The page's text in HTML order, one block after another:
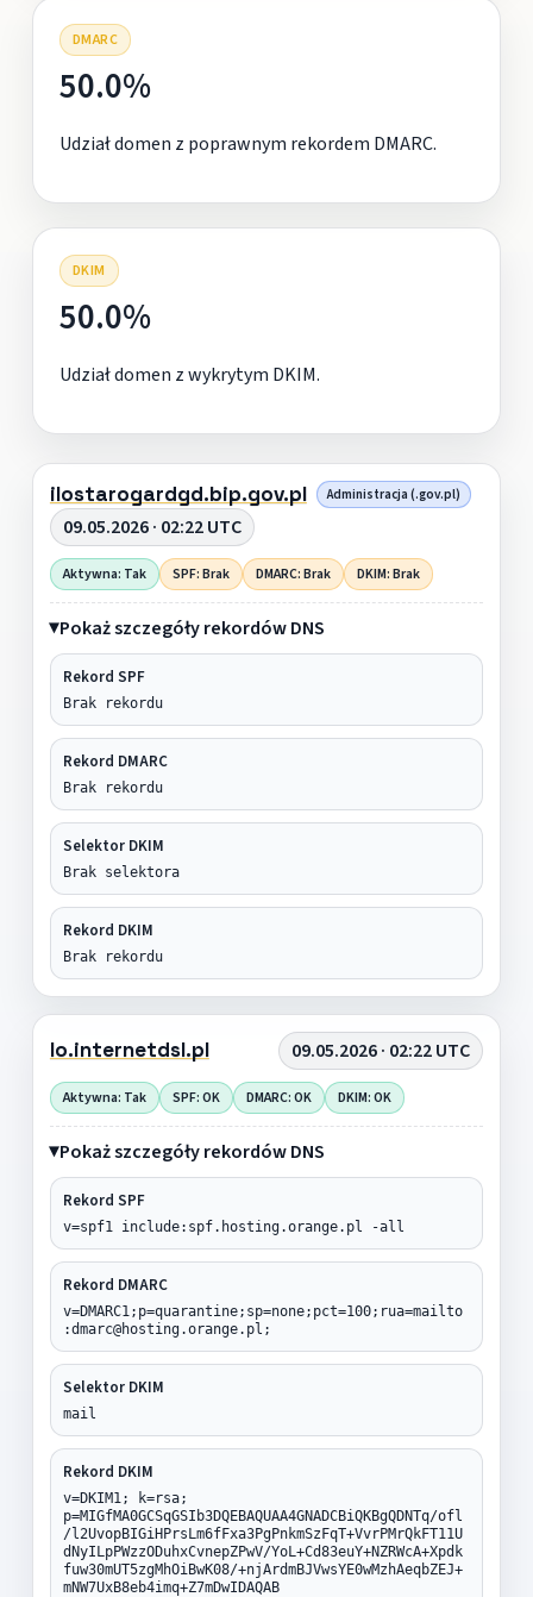
DMARC
50.0%
Udział domen z poprawnym rekordem DMARC.
DKIM
50.0%
Udział domen z wykrytym DKIM.
ilostarogardgd.bip.gov.pl Administracja (.gov.pl)
09.05.2026 · 02:22 UTC
Aktywna: Tak SPF: Brak DMARC: Brak DKIM: Brak
Pokaż szczegóły rekordów DNS
Rekord SPF
Brak rekordu
Rekord DMARC
Brak rekordu
Selektor DKIM
Brak selektora
Rekord DKIM
Brak rekordu
lo.internetdsl.pl 09.05.2026 · 02:22 UTC
Aktywna: Tak SPF: OK DMARC: OK DKIM: OK
Pokaż szczegóły rekordów DNS
Rekord SPF
v=spf1 include:spf.hosting.orange.pl -all
Rekord DMARC
v=DMARC1;p=quarantine;sp=none;pct=100;rua=mailto
:dmarc@hosting.orange.pl;
Selektor DKIM
mail
Rekord DKIM
v=DKIM1; k=rsa;
p=MIGfMA0GCSqGSIb3DQEBAQUAA4GNADCBiQKBgQDNTq/ofl
/l2UvopBIGiHPrsLm6fFxa3PgPnkmSzFqT+VvrPMrQkFT11U
dNyILpPWzzODuhxCvnepZPwV/YoL+Cd83euY+NZRWcA+Xpdk
fuw30mUT5zgMhOiBwK08/+njArdmBJVwsYE0wMzhAeqbZEJ+
mNW7UxB8eb4imq+Z7mDwIDAQAB